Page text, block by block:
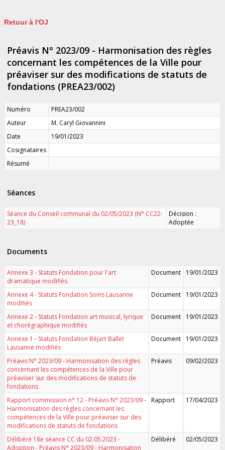
Retour à l'OJ
Préavis N° 2023/09 - Harmonisation des règles
concernant les compétences de la Ville pour
préaviser sur des modifications de statuts de
fondations (PREA23/002)
Numéro
PREA23/002
Auteur
M. Caryl Giovannini
Date
19/01/2023
Cosignataires
Résumé
Séances
Séance du Conseil communal du 02/05/2023 (N° CC22-
23_18)
Décision :
Adoptée
Documents
Annexe 3 - Statuts Fondation pour l'art
dramatique modifiés
Document 19/01/2023
Annexe 4 - Statuts Fondation Soins Lausanne
modifiés
Document 19/01/2023
Annexe 2 - Statuts Fondation art musical, lyrique
et chorégraphique modifiés
Document 19/01/2023
Annexe 1 - Statuts Fondation Béjart Ballet
Lausanne modifiés
Document 19/01/2023
Préavis N° 2023/09 - Harmonisation des règles
concernant les compétences de la Ville pour
préaviser sur des modifications de statuts de
fondations
Préavis 09/02/2023
Rapport commission n° 12 - Préavis N° 2023/09 -
Harmonisation des règles concernant les
compétences de la Ville pour préaviser sur des
modifications de statuts de fondations
Rapport 17/04/2023
Délibéré 18e séance CC du 02.05.2023 -
Adoption - Préavis N° 2023/09 - Harmonisation
Délibéré 02/05/2023